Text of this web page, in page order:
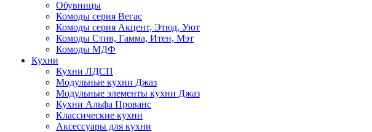
Обувницы
Комоды серия Вегас
Комоды серия Акцент, Этюд, Уют
Комоды Стив, Гамма, Итен, Мэт
Комоды МДФ
Кухни
Кухни ЛДСП
Модульные кухни Джаз
Модульные элементы кухни Джаз
Кухни Альфа Прованс
Классические кухни
Аксессуары для кухни